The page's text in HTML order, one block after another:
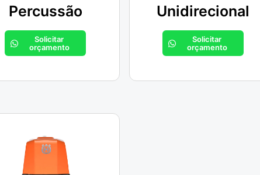
Percussão
Solicitar
orçamento
Unidirecional
Solicitar
orçamento